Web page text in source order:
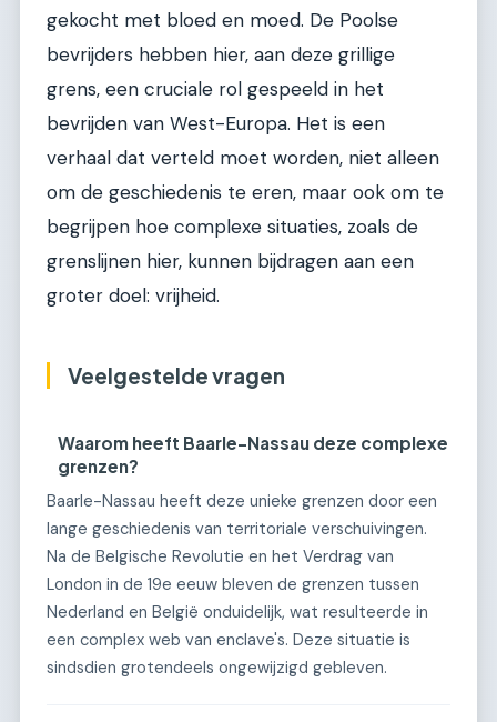
gekocht met bloed en moed. De Poolse
bevrijders hebben hier, aan deze grillige
grens, een cruciale rol gespeeld in het
bevrijden van West-Europa. Het is een
verhaal dat verteld moet worden, niet alleen
om de geschiedenis te eren, maar ook om te
begrijpen hoe complexe situaties, zoals de
grenslijnen hier, kunnen bijdragen aan een
groter doel: vrijheid.
Veelgestelde vragen
Waarom heeft Baarle-Nassau deze complexe
grenzen?
Baarle-Nassau heeft deze unieke grenzen door een
lange geschiedenis van territoriale verschuivingen.
Na de Belgische Revolutie en het Verdrag van
London in de 19e eeuw bleven de grenzen tussen
Nederland en België onduidelijk, wat resulteerde in
een complex web van enclave's. Deze situatie is
sindsdien grotendeels ongewijzigd gebleven.